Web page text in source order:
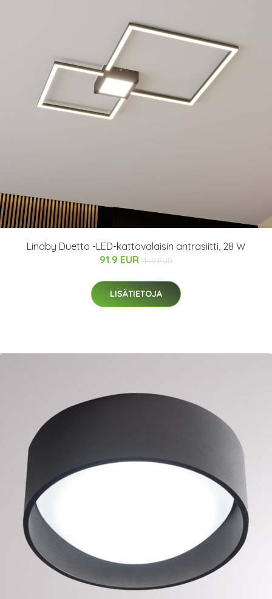
Lindby Duetto -LED-kattovalaisin antrasiitti, 28 W
91.9 EUR 114.9 EUR
LISÄTIETOJA